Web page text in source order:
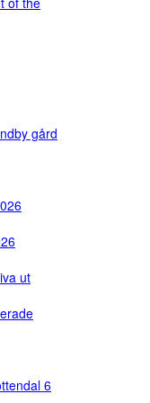
gård
ut
6